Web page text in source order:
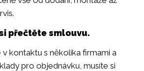
přečtěte smlouvu.
v kontaktu s několika firmami a
pro objednávku, musíte si